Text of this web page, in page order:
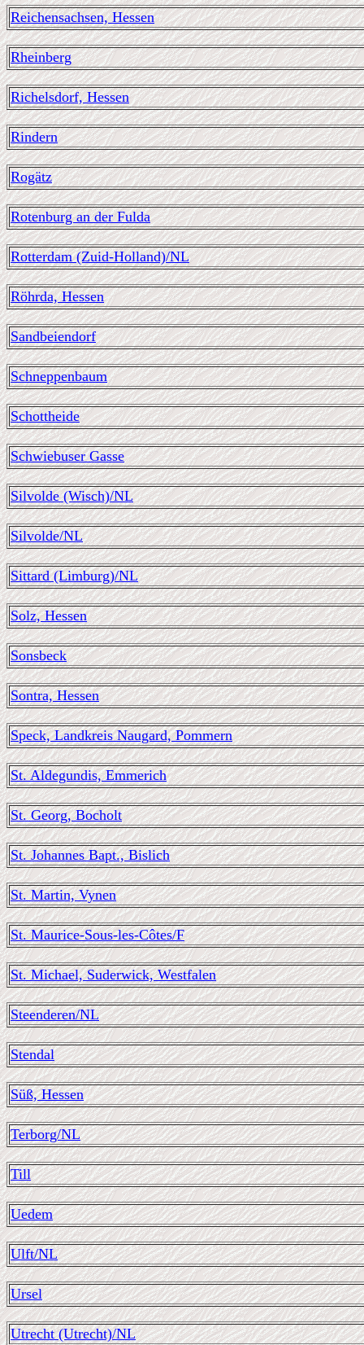
Reichensachsen, Hessen
Rheinberg
Richelsdorf, Hessen
Rindern
Rogätz
Rotenburg an der Fulda
Rotterdam (Zuid-Holland)/NL
Röhrda, Hessen
Sandbeiendorf
Schneppenbaum
Schottheide
Schwiebuser Gasse
Silvolde (Wisch)/NL
Silvolde/NL
Sittard (Limburg)/NL
Solz, Hessen
Sonsbeck
Sontra, Hessen
Speck, Landkreis Naugard, Pommern
St. Aldegundis, Emmerich
St. Georg, Bocholt
St. Johannes Bapt., Bislich
St. Martin, Vynen
St. Maurice-Sous-les-Côtes/F
St. Michael, Suderwick, Westfalen
Steenderen/NL
Stendal
Süß, Hessen
Terborg/NL
Till
Uedem
Ulft/NL
Ursel
Utrecht (Utrecht)/NL